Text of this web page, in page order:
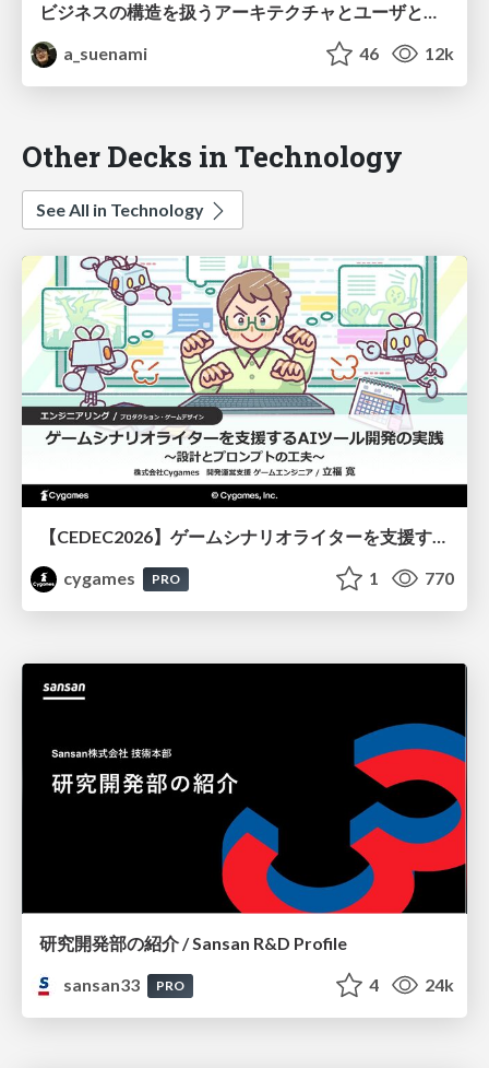
ビジネスの構造を扱うアーキテクチャとユーザとの接点を扱うアーキテクチャ #builderscon
a_suenami
46 12k
Other Decks in Technology
See All in Technology
cygames
PRO 1 770
研究開発部の紹介 / Sansan R&D Profile
sansan33
PRO 4 24k